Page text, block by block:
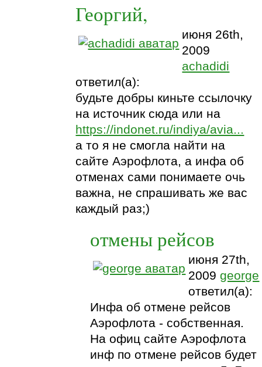
Георгий,
июня 26th,
2009
achadidi
ответил(а):
будьте добры киньте ссылочку
на источник сюда или на
https://indonet.ru/indiya/avia...
а то я не смогла найти на
сайте Аэрофлота, а инфа об
отменах сами понимаете очь
важна, не спрашивать же вас
каждый раз;)
отмены рейсов
июня 27th,
2009george
ответил(а):
Инфа об отмене рейсов
Аэрофлота - собственная.
На офиц сайте Аэрофлота
инф по отмене рейсов будет